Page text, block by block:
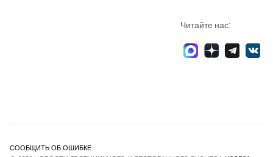
Читайте нас:
СООБЩИТЬ ОБ ОШИБКЕ